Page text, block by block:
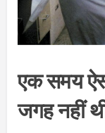
एक समय
जगह नहीं